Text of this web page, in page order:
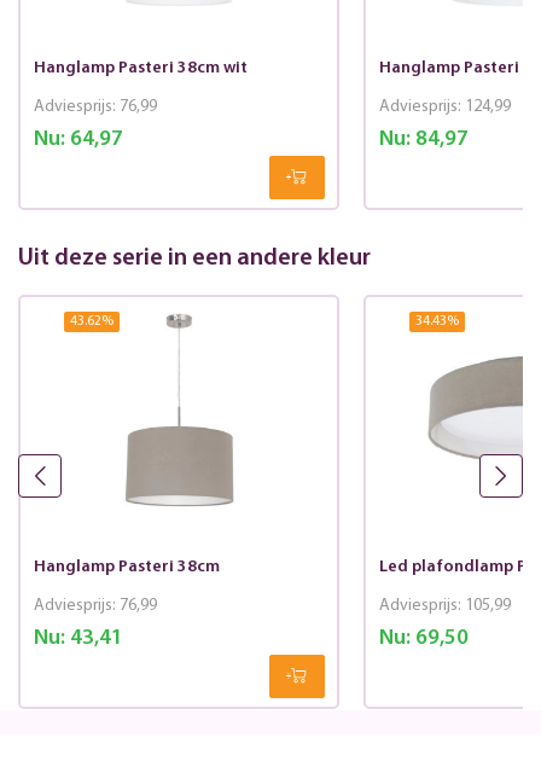
Hanglamp Pasteri 38cm wit
Nu:64,97
Adviesprijs: 76,99
Hanglamp Pasteri
Nu:84,97
Adviesprijs: 124,99
Uit deze serie in een andere kleur
43.62%
Hanglamp Pasteri 38cm
Nu:43,41
Adviesprijs: 76,99
34.43%
Led plafondlamp
Nu:69,50
Adviesprijs: 105,99